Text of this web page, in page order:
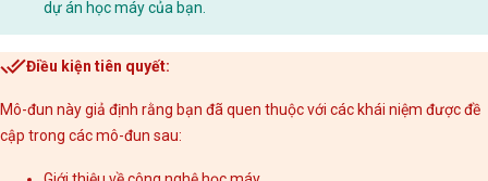
dự án học máy của bạn.
Điều kiện tiên quyết:
Mô-đun này giả định rằng bạn đã quen thuộc với các khái niệm được đề
cập trong các mô-đun sau: